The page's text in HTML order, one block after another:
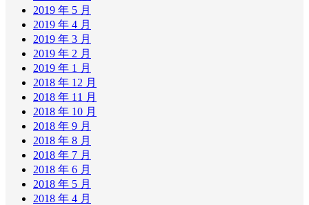
2019 年 5 月
2019 年 4 月
2019 年 3 月
2019 年 2 月
2019 年 1 月
2018 年 12 月
2018 年 11 月
2018 年 10 月
2018 年 9 月
2018 年 8 月
2018 年 7 月
2018 年 6 月
2018 年 5 月
2018 年 4 月